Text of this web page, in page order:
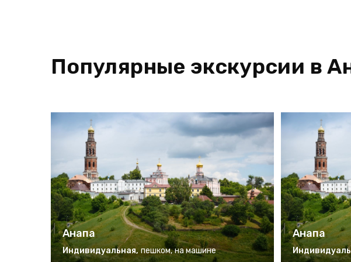
Популярные экскурсии в
Анапа
Индивидуальная, пешком, на машине
Анапа